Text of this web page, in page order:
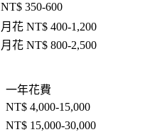
NT$ 350-600
月花 NT$ 400-1,200
月花 NT$ 800-2,500
一年花費
NT$ 4,000-15,000
NT$ 15,000-30,000